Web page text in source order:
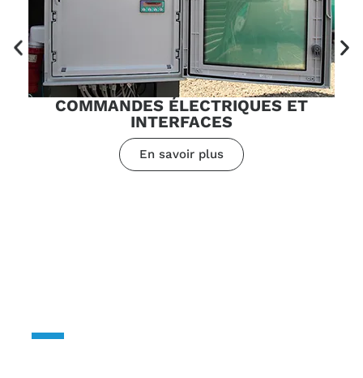
COMMANDES ÉLECTRIQUES ET
INTERFACES
En savoir plus